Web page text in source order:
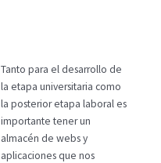
Tanto para el desarrollo de
la etapa universitaria como
la posterior etapa laboral es
importante tener un
almacén de webs y
aplicaciones que nos